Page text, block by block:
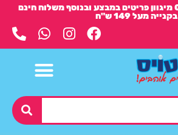
חייגו 03-9368033 מיגוון פריטים במבצע ובנוסף משלוח חינם
בקנייה מעל 149 ש"ח